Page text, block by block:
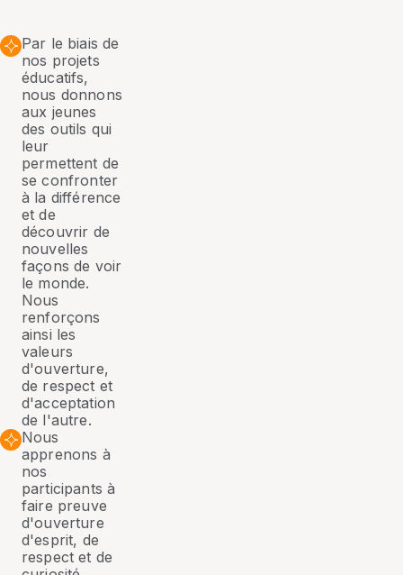
Par le biais de
nos projets
éducatifs,
nous donnons
aux jeunes
des outils qui
leur
permettent de
se confronter
à la différence
et de
découvrir de
nouvelles
façons de voir
le monde.
Nous
renforçons
ainsi les
valeurs
d'ouverture,
de respect et
d'acceptation
de l'autre.
Nous
apprenons à
nos
participants à
faire preuve
d'ouverture
d'esprit, de
respect et de